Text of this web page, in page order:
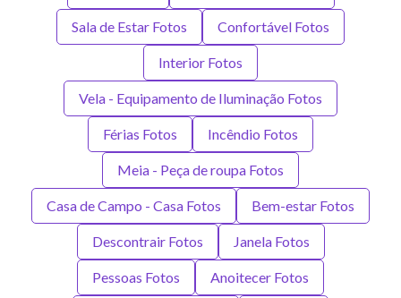
Sala de Estar Fotos Confortável Fotos
Interior Fotos
Vela - Equipamento de Iluminação Fotos
Férias Fotos Incêndio Fotos
Meia - Peça de roupa Fotos
Casa de Campo - Casa Fotos Bem-estar Fotos
Descontrair Fotos Janela Fotos
Pessoas Fotos Anoitecer Fotos